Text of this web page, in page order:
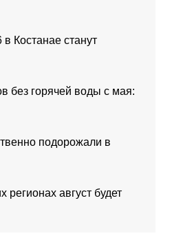
Костанае станут
без горячей воды с мая:
подорожали в
регионах август будет